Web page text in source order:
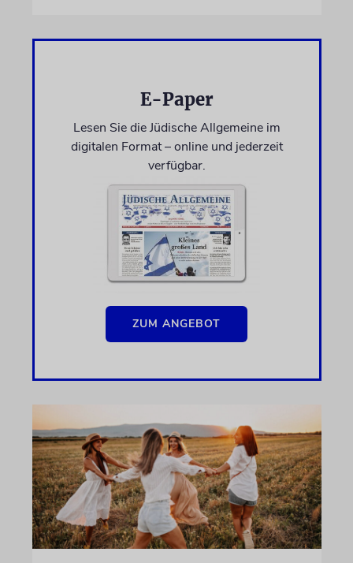
E-Paper
Lesen Sie die Jüdische Allgemeine im
digitalen Format – online und jederzeit
verfügbar.
ZUM ANGEBOT